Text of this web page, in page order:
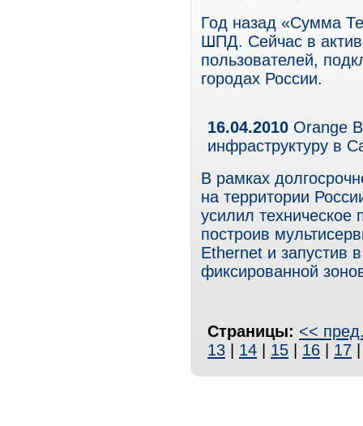
Год назад «Сумма
ШПД. Сейчас в
пользователей,
городах России.
16.04.2010 Orange
инфраструктуру в
В рамках
на территории
усилил техническое
построив
Ethernet и запустив
фиксированной
Страницы: <<
13
14 15 16 17